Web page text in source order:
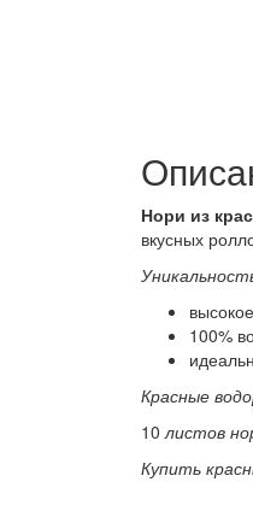
Нори из
вкусных
100%
Красные в
10листов
Купить